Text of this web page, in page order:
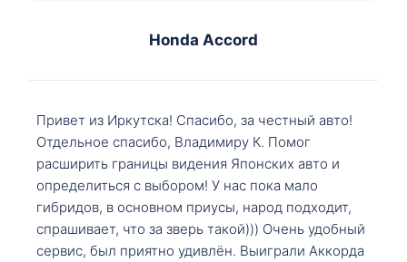
Honda Accord
Привет из Иркутска! Спасибо, за честный авто!
Отдельное спасибо, Владимиру К. Помог
расширить границы видения Японских авто и
определиться с выбором! У нас пока мало
гибридов, в основном приусы, народ подходит,
спрашивает, что за зверь такой))) Очень удобный
сервис, был приятно удивлён. Выиграли Аккорда